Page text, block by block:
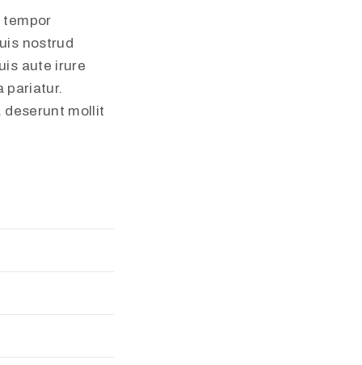
tempor
nostrud
aute irure
pariatur.
deserunt mollit